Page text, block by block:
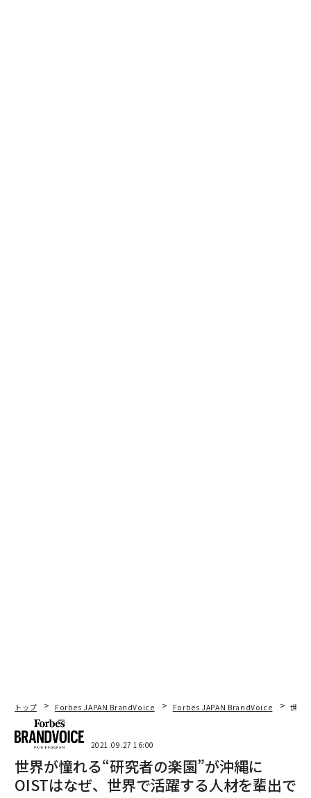
トップ Forbes JAPAN BrandVoice Forbes JAPAN BrandVoice 世界
2021.09.27 16:00
世界が憧れる“研究者の楽園”が沖縄に
OISTはなぜ、世界で活躍する人材を輩出で